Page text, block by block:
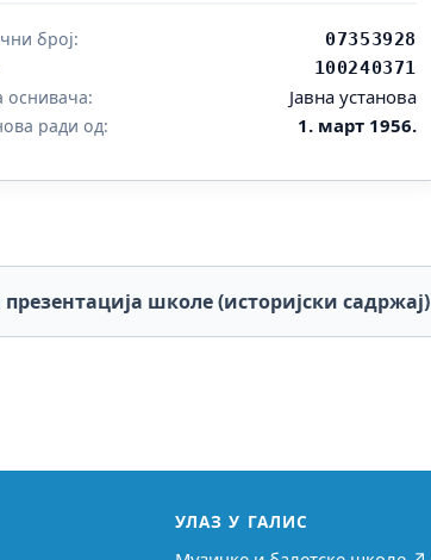
број: 07353928
100240371
оснивача: Јавна установа
ради од: 1. март 1956.
презентација школе (историјски садржај)
УЛАЗ У ГАЛИС